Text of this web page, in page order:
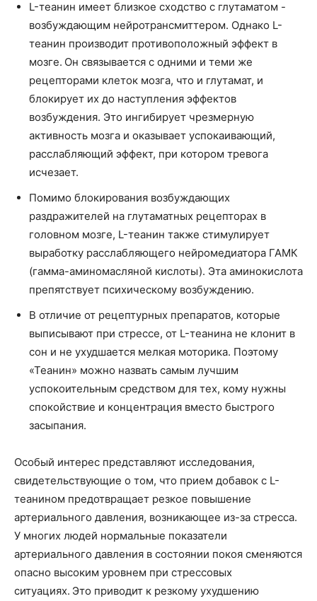
L-теанин имеет близкое сходство с глутаматом -
возбуждающим нейротрансмиттером. Однако L-
теанин производит противоположный эффект в
мозге. Он связывается с одними и теми же
рецепторами клеток мозга, что и глутамат, и
блокирует их до наступления эффектов
возбуждения. Это ингибирует чрезмерную
активность мозга и оказывает успокаивающий,
расслабляющий эффект, при котором тревога
исчезает.
Помимо блокирования возбуждающих
раздражителей на глутаматных рецепторах в
головном мозге, L-теанин также стимулирует
выработку расслабляющего нейромедиатора ГАМК
(гамма-аминомасляной кислоты). Эта аминокислота
препятствует психическому возбуждению.
В отличие от рецептурных препаратов, которые
выписывают при стрессе, от L-теанина не клонит в
сон и не ухудшается мелкая моторика. Поэтому
«Теанин» можно назвать самым лучшим
успокоительным средством для тех, кому нужны
спокойствие и концентрация вместо быстрого
засыпания.
Особый интерес представляют исследования,
свидетельствующие о том, что прием добавок с L-
теанином предотвращает резкое повышение
артериального давления, возникающее из-за стресса.
У многих людей нормальные показатели
артериального давления в состоянии покоя сменяются
опасно высоким уровнем при стрессовых
ситуациях. Это приводит к резкому ухудшению